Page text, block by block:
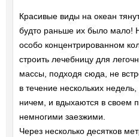
Красивые виды на океан
будто раньше их было мало!
особо концентрированном
строить лечебницу для
массы, подходя сюда, не
в течение нескольких
ничем, и вдыхаются в своем
немногими заезжими.
Через несколько десятков